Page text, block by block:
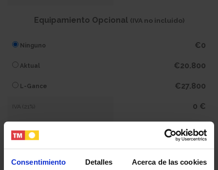
Consentimiento Detalles Acerca de las cookies
Equipamiento Opcional (IVA no incluido)
Ninguno €0
Aktual €20.800
L-Gance €27.800
IVA (21%) 0 €
0 €
Total 316.800 €